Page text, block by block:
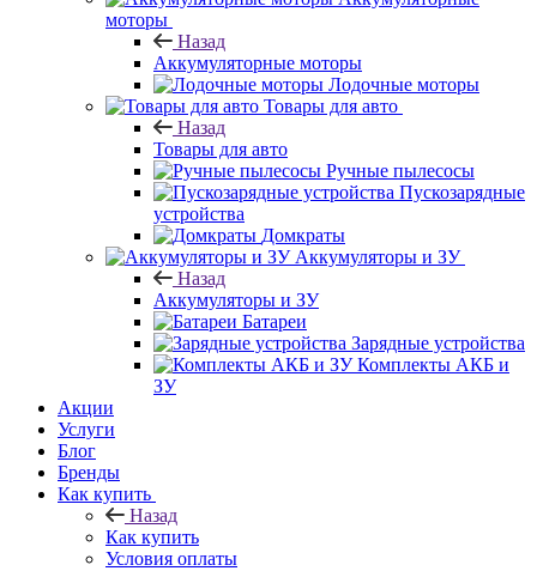
моторы
Назад
Аккумуляторные моторы
Лодочные моторы
Товары для авто
Назад
Товары для авто
Ручные пылесосы
Пускозарядные
устройства
Домкраты
Аккумуляторы и ЗУ
Назад
Аккумуляторы и ЗУ
Батареи
Зарядные устройства
Комплекты АКБ и
ЗУ
Акции
Услуги
Блог
Бренды
Как купить
Назад
Как купить
Условия оплаты